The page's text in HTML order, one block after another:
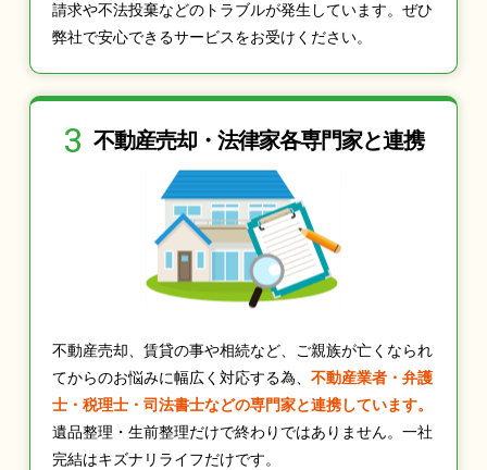
請求や不法投棄などのトラブルが発生しています。ぜひ
弊社で安心できるサービスをお受けください。
3 不動産売却・法律家各専門家と連携
不動産売却、賃貸の事や相続など、ご親族が亡くなられ
てからのお悩みに幅広く対応する為、 不動産業者・弁護
士・税理士・司法書士などの専門家と連携しています。
遺品整理・生前整理だけで終わりではありません。一社
完結はキズナリライフだけです。